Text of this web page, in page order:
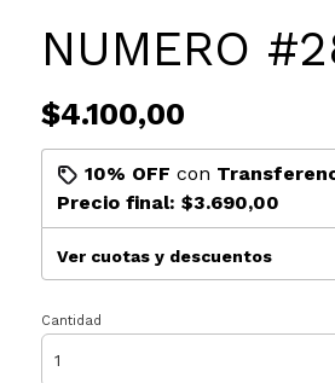
NUMERO
$4.100,00
10% OFF con
Precio final: $3.690,00
Ver cuotas y descuentos
Cantidad